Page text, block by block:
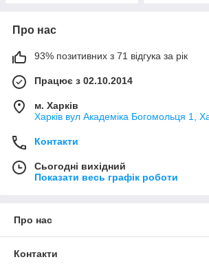
Про нас
93% позитивних з 71 відгука за рік
Працює з 02.10.2014
м. Харків
Харків вул Академіка Богомольця 1,
Контакти
Сьогодні вихідний
Показати весь графік роботи
Про нас
Контакти